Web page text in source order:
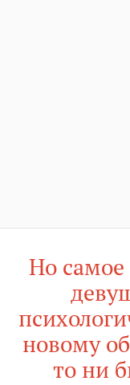
Но самое
новому
то ни